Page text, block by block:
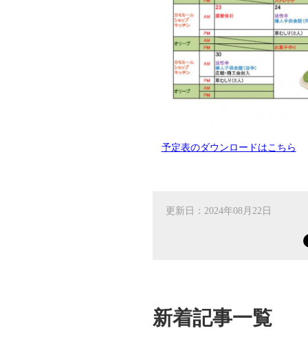
予定表のダウンロードはこちら
更新日：2024年08月22日
新着記事一覧